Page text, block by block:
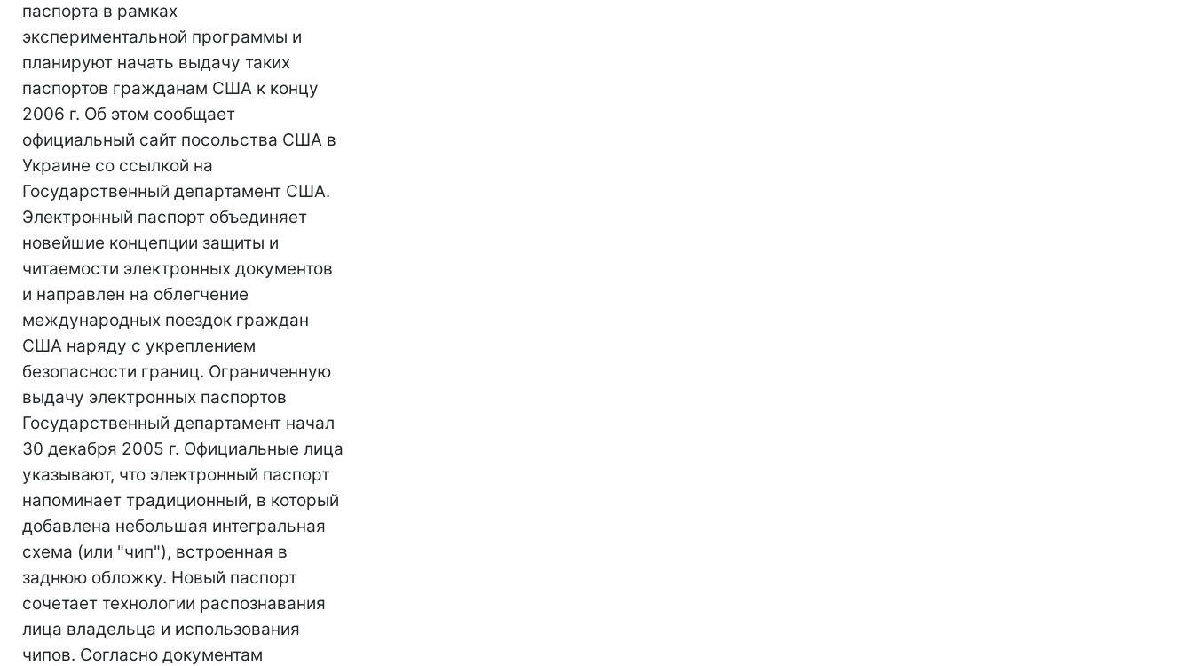
паспорта в рамках
экспериментальной программы и
планируют начать выдачу таких
паспортов гражданам США к концу
2006 г. Об этом сообщает
официальный сайт посольства США в
Украине со ссылкой на
Государственный департамент США.
Электронный паспорт объединяет
новейшие концепции защиты и
читаемости электронных документов
и направлен на облегчение
международных поездок граждан
США наряду с укреплением
безопасности границ. Ограниченную
выдачу электронных паспортов
Государственный департамент начал
30 декабря 2005 г. Официальные лица
указывают, что электронный паспорт
напоминает традиционный, в который
добавлена небольшая интегральная
схема (или "чип"), встроенная в
заднюю обложку. Новый паспорт
сочетает технологии распознавания
лица владельца и использования
чипов. Согласно документам